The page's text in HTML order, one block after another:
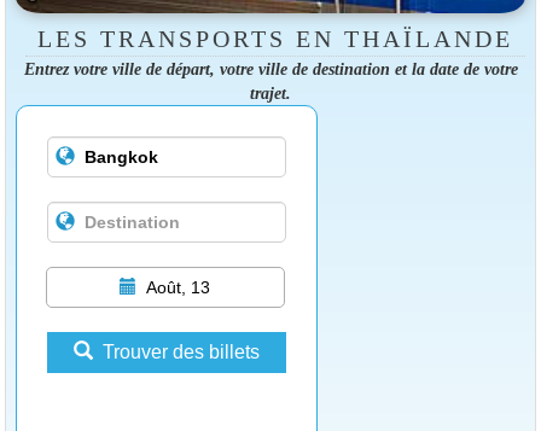
LES TRANSPORTS EN THAÏLANDE
Entrez votre ville de départ, votre ville de destination et la date de votre
trajet.
Août, 13
Trouver des billets